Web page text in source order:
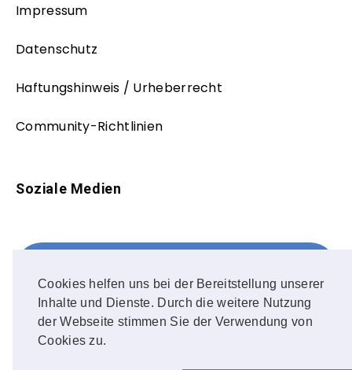
Cookies helfen uns bei der Bereitstellung unserer
Inhalte und Dienste. Durch die weitere Nutzung
der Webseite stimmen Sie der Verwendung von
Cookies zu.
Impressum
Datenschutz
Haftungshinweis / Urheberrecht
Community-Richtlinien
Soziale Medien
FOLLOW ME!
Instagram
OUR PHOTOS!